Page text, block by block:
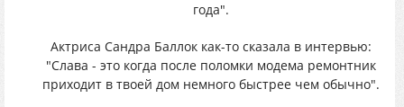
года".
Актриса Сандра Баллок как-то сказала в интервью:
"Слава - это когда после поломки модема ремонтник
приходит в твоей дом немного быстрее чем обычно".